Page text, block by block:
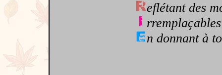
eflétant des
n donnant à